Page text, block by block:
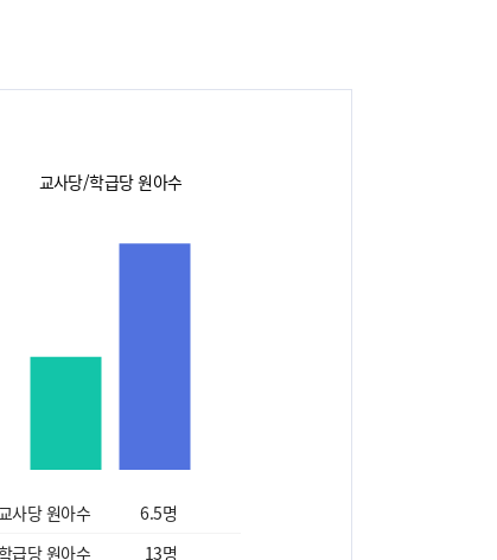
교사당/학급당 원아수
교사당 원아수 6.5명
급당 원아수
13명